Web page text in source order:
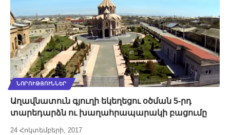
ՆՈՐՈՒԹՅՈՒՆՆԵՐ
Աղավնատուն գյուղի եկեղեցու օծման 5-րդ
տարեդարձն ու խաղահրապարակի բացումը
24 Հոկտեմբերի, 2017